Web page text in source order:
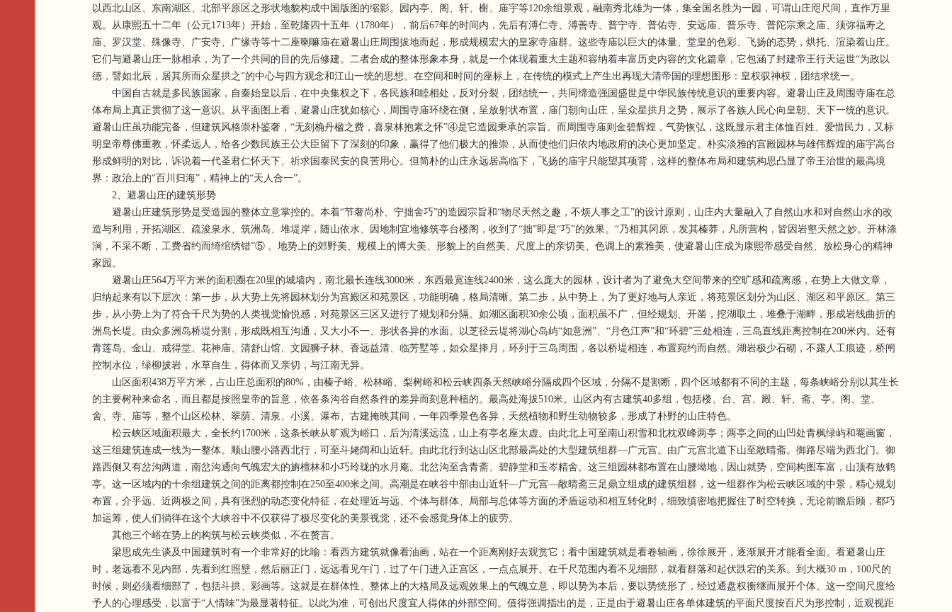
以西北山区、东南湖区、北部平原区之形状地貌构成中国版图的缩影。园内亭、阁、轩、榭、庙宇等120余组景观，融南秀北雄为一体，集全国名胜为一园，可谓山庄咫尺间，直作万里
观。从康熙五十二年（公元1713年）开始，至乾隆四十五年（1780年），前后67年的时间内，先后有溥仁寺、溥善寺、普宁寺、普佑寺、安远庙、普乐寺、普陀宗乘之庙、须弥福寿之
庙、罗汉堂、殊像寺、广安寺、广缘寺等十二座喇嘛庙在避暑山庄周围拔地而起，形成规模宏大的皇家寺庙群。这些寺庙以巨大的体量、堂皇的色彩、飞扬的态势，烘托、渲染着山庄。
它们与避暑山庄一脉相承，为了一个共同的目的先后修建。二者合成的整体形象本身，就是一个体现着重大主题和容纳着丰富历史内容的文化篇章，它包涵了封建帝王行天运世“为政以
德，譬如北辰，居其所而众星拱之”的中心与四方观念和江山一统的思想。在空间和时间的座标上，在传统的模式上产生出再现大清帝国的理想图形：皇权驭神权，团结求统一。
中国自古就是多民族国家，自秦始皇以后，在中央集权之下，各民族和睦相处，反对分裂，团结统一，共同缔造强国盛世是中华民族传统意识的重要内容。避暑山庄及周围寺庙在总
体布局上真正贯彻了这一意识。从平面图上看，避暑山庄犹如核心，周围寺庙环绕在侧，呈放射状布置，庙门朝向山庄，呈众星拱月之势，展示了各族人民心向皇朝、天下一统的意识。
避暑山庄虽功能完备，但建筑风格崇朴鉴奢，“无刻桷丹楹之费，喜泉林抱素之怀”④是它造园秉承的宗旨。而周围寺庙则金碧辉煌，气势恢弘，这既显示君主体恤百姓、爱惜民力，又标
明皇帝尊佛重教，怀柔远人，给各少数民族王公大臣留下了深刻的印象，赢得了他们极大的推崇，从而使他们归依内地政府的决心更加坚定。朴实淡雅的宫殿园林与雄伟辉煌的庙宇高台
形成鲜明的对比，诉说着一代圣君仁怀天下、祈求国泰民安的良苦用心。但简朴的山庄永远居高临下，飞扬的庙宇只能望其项背，这样的整体布局和建筑构思凸显了帝王治世的最高境
界：政治上的“百川归海”，精神上的“天人合一”。
2、避暑山庄的建筑形势
避暑山庄建筑形势是受造园的整体立意掌控的。本着“节奢尚朴、宁拙舍巧”的造园宗旨和“物尽天然之趣，不烦人事之工”的设计原则，山庄内大量融入了自然山水和对自然山水的改
造与利用，开拓湖区、疏浚泉水、筑洲岛、堆堤岸，随山依水、因地制宜地修筑亭台楼阁，收到了“拙”即是“巧”的效果。“乃相其冈原，发其榛莽，凡所营构，皆因岩壑天然之妙。开林涤
涧，不采不断，工费省约而绮绾绣错”⑤ 。地势上的郊野美、规模上的博大美、形貌上的自然美、尺度上的亲切美、色调上的素雅美，使避暑山庄成为康熙帝感受自然、放松身心的精神
家园。
避暑山庄564万平方米的面积圈在20里的城墙内，南北最长连线3000米，东西最宽连线2400米，这么庞大的园林，设计者为了避免大空间带来的空旷感和疏离感，在势上大做文章，
归纳起来有以下层次：第一步，从大势上先将园林划分为宫殿区和苑景区，功能明确，格局清晰。第二步，从中势上，为了更好地与人亲近，将苑景区划分为山区、湖区和平原区。第三
步，从小势上为了符合千尺为势的人类视觉愉悦感，对苑景区三区又进行了规划和分隔。如湖区面积30余公顷，面积虽不广，但经规划、开凿，挖湖取土，堆叠于湖畔，形成岩线曲折的
洲岛长堤。由众多洲岛桥堤分割，形成既相互沟通，又大小不一、形状各异的水面。以芝径云堤将湖心岛屿“如意洲”、“月色江声”和“环碧”三处相连，三岛直线距离控制在200米内。还有
青莲岛、金山、戒得堂、花神庙、清舒山馆、文园狮子林、香远益清、临芳墅等，如众星捧月，环列于三岛周围，各以桥堤相连，布置宛约而自然。湖岩极少石砌，不露人工痕迹，桥闸
控制水位，绿柳披岩，水草自生，得体而又亲切，与江南无异。
山区面积438万平方米，占山庄总面积的80%，由榛子峪、松林峪、梨树峪和松云峡四条天然峡峪分隔成四个区域，分隔不是割断，四个区域都有不同的主题，每条峡峪分别以其生长
的主要树种来命名，而且都是按照皇帝的旨意，依各条沟谷自然条件的差异而刻意种植的。最高处海拔510米。山区内有古建筑40多组，包括楼、台、宫、殿、轩、斋、亭、阁、堂、
舍、寺、庙等，整个山区松林、翠荫、清泉、小溪、瀑布、古建掩映其间，一年四季景色各异，天然植物和野生动物较多，形成了朴野的山庄特色。
松云峡区域面积最大，全长约1700米，这条长峡从旷观为峪口，后为清溪远流，山上有亭名座太虚。由此北上可至南山积雪和北枕双峰两亭；两亭之间的山凹处青枫绿屿和罨画窗，
这三组建筑连成一线为一整体。顺山腰小路西北行，可至斗姥阔和山近轩。由此北行到达山区北部最高处的大型建筑组群—广元宫。由广元宫北道下山至敞晴斋。御路尽端为西北门。御
路西侧又有岔沟两道，南岔沟通向气魄宏大的旃檀林和小巧玲珑的水月庵。北岔沟至含青斋、碧静堂和玉岑精舍。这三组园林都布置在山腰坳地，因山就势，空间构图车富，山顶有放鹤
亭。这一区域内的十余组建筑之间的距离都控制在250至400米之间。高潮是在峡谷中部由山近轩—广元宫—敞晴斋三足鼎立组成的建筑组群，这一组群作为松云峡区域的中景，精心规划
布置，介乎远、近两极之间，具有强烈的动态变化特征，在处理近与远、个体与群体、局部与总体等方面的矛盾运动和相互转化时，细致缜密地把握住了时空转换，无论前瞻后顾，都巧
加运筹，使人们徜徉在这个大峡谷中不仅获得了极尽变化的美景视觉，还不会感觉身体上的疲劳。
其他三个峪在势上的构筑与松云峡类似，不在赘言。
梁思成先生谈及中国建筑时有一个非常好的比喻：看西方建筑就像看油画，站在一个距离刚好去观赏它；看中国建筑就是看卷轴画，徐徐展开，逐渐展开才能看全面。看避暑山庄
时，老远看不见内部，先看到红照壁，然后丽正门，远远看见午门，过了午门进入正宫区，一点点展开。在千尺范围内看不见细部，就看群落和起伏跌宕的关系。到大概30 m，100尺的
时候，则必须看细部了，包括斗拱、彩画等。这就是在群体性、整体上的大格局及远观效果上的气魄立意，即以势为本后，要以势统形了，经过通盘权衡继而展开个体。这一空间尺度给
予人的心理感受，以富于“人情味”为最显著特征。以此为准，可创出尺度宜人得体的外部空间。值得强调指出的是，正是由于避暑山庄各单体建筑的平面尺度按百尺为形控制，近观视距